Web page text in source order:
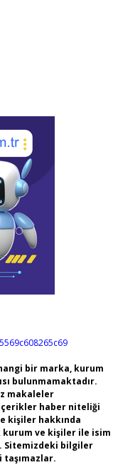
bir marka, kurum
bulunmamaktadır.
makaleler
haber niteliği
kişiler hakkında
kurum ve kişiler ile isim
Sitemizdeki bilgiler